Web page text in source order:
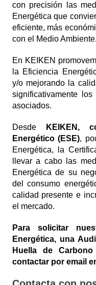
con precisión las
Energética que
eficiente, más
con el Medio Ambiente.
En KEIKEN
la Eficiencia
y/o mejorando la
significativamente
asociados.
Desde
KEIKEN,
Energético (ESE),
Energética, la
llevar a cabo las
Energética de su
del consumo
calidad presente e
el mercado.
Para solicitar
Energética, una
Huella de
contactar por email